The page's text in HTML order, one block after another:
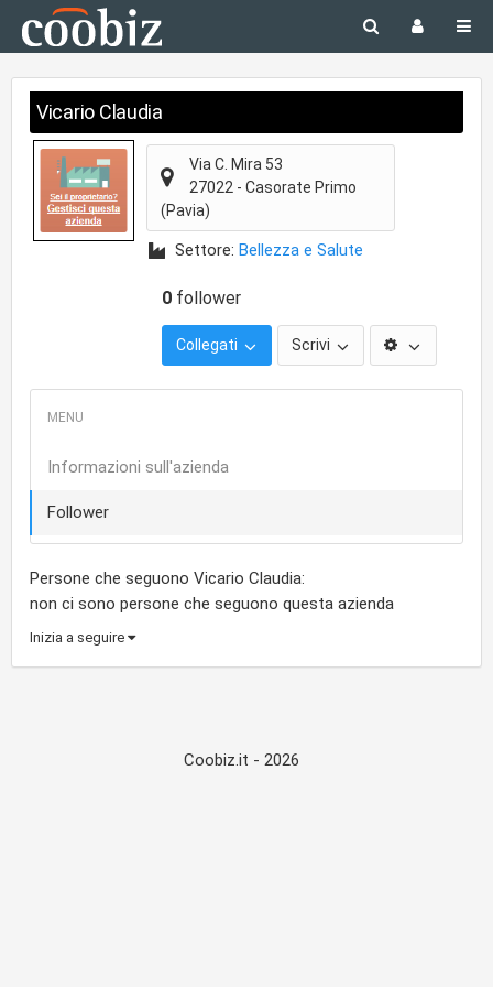
Vicario Claudia
Via C. Mira 53
27022 - Casorate Primo
(Pavia)
Settore: Bellezza e Salute
0 follower
Collegati Scrivi
Informazioni sull'azienda
Follower
Persone che seguono Vicario Claudia:
non ci sono persone che seguono questa azienda
Inizia a seguire
Coobiz.it - 2026